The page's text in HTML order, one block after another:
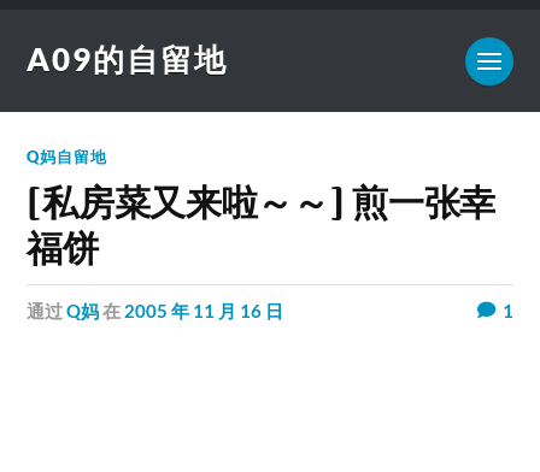
A09的自留地
Q妈自留地
[私房菜又来啦～～] 煎一张幸
福饼
通过Q妈在 2005 年 11 月 16 日 1